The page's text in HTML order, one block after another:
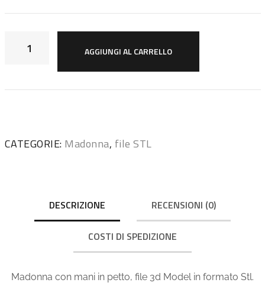
AGGIUNGI AL CARRELLO
CATEGORIE: Madonna, file STL
DESCRIZIONE RECENSIONI (0)
COSTI DI SPEDIZIONE
Madonna con mani in petto, file 3d Model in formato Stl.